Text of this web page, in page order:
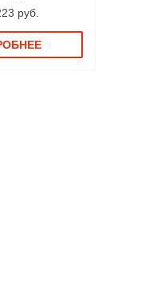
руб.